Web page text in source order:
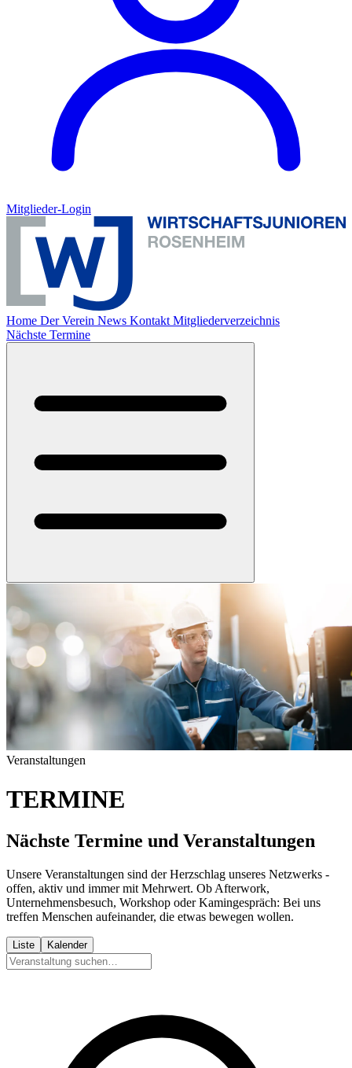
Mitglieder-Login
Home Der Verein News Kontakt Mitgliederverzeichnis
Nächste Termine
Veranstaltungen
TERMINE
Nächste Termine und Veranstaltungen
Unsere Veranstaltungen sind der Herzschlag unseres Netzwerks -
offen, aktiv und immer mit Mehrwert. Ob Afterwork,
Unternehmensbesuch, Workshop oder Kamingespräch: Bei uns
treffen Menschen aufeinander, die etwas bewegen wollen.
Liste Kalender